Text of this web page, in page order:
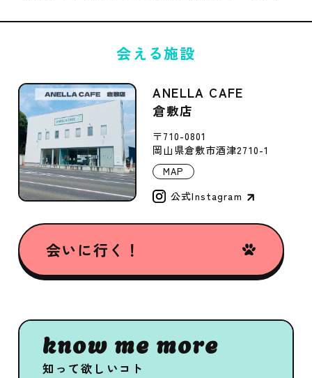
会える施設
ANELLA CAFE
倉敷店
〒710-0801
岡山県倉敷市酒津2710-1
MAP
公式Instagram
会いに行く！
know me more
知って欲しいコト